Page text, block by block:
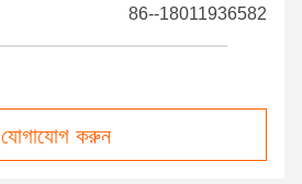
86--18011936582
যোগাযোগ করুন